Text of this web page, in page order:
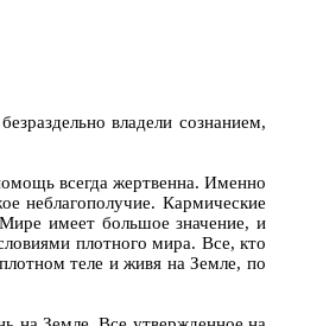
владели сознанием,
всегда жертвенна. Именно
неблагополучие. Кармические
имеет большое значение, и
плотного мира. Все, кто
теле и живя на Земле, по